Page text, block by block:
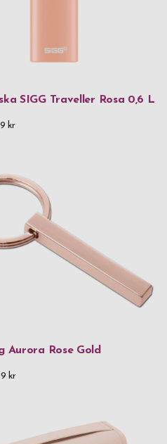
SIGG Traveller Rosa 0,6 L
kr
Aurora Rose Gold
kr